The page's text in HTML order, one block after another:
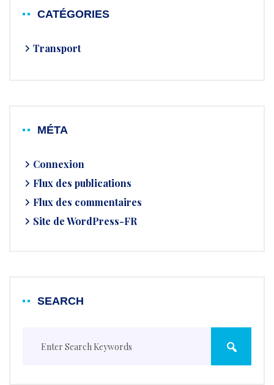
CATÉGORIES
Transport
MÉTA
Connexion
Flux des publications
Flux des commentaires
Site de WordPress-FR
SEARCH